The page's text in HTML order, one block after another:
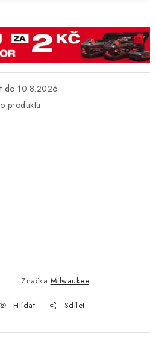
10.8.2026
produktu
Značka:Milwaukee
Hlídat Sdílet